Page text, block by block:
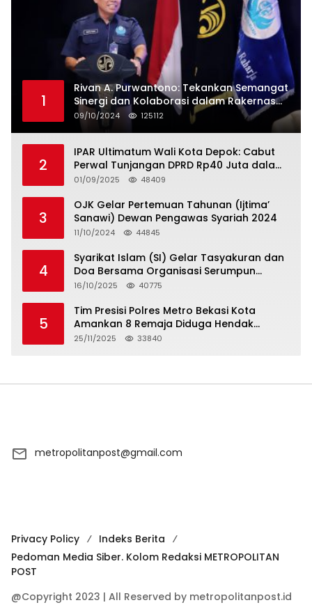
1
Rivan A. Purwantono: Tekankan Semangat
Sinergi dan Kolaborasi dalam Rakernas
Serikat Pekerja Jasa Raharja
09/10/2024 125112
2
IPAR Ultimatum Wali Kota Depok: Cabut
Perwal Tunjangan DPRD Rp40 Juta dalam
5 Hari atau Hadapi Aksi Rakyat
01/09/2025 48409
3
OJK Gelar Pertemuan Tahunan (Ijtima’
Sanawi) Dewan Pengawas Syariah 2024
11/10/2024 44845
4
Syarikat Islam (SI) Gelar Tasyakuran dan
Doa Bersama Organisasi Serumpun
Syarikat Islam Doa
16/10/2025 40775
5
Tim Presisi Polres Metro Bekasi Kota
Amankan 8 Remaja Diduga Hendak
Tawuran
25/11/2025 33840
metropolitanpost@gmail.com
Privacy Policy
Indeks Berita
Pedoman Media Siber. Kolom Redaksi METROPOLITAN
POST
@Copyright 2023 | All Reserved by metropolitanpost.id